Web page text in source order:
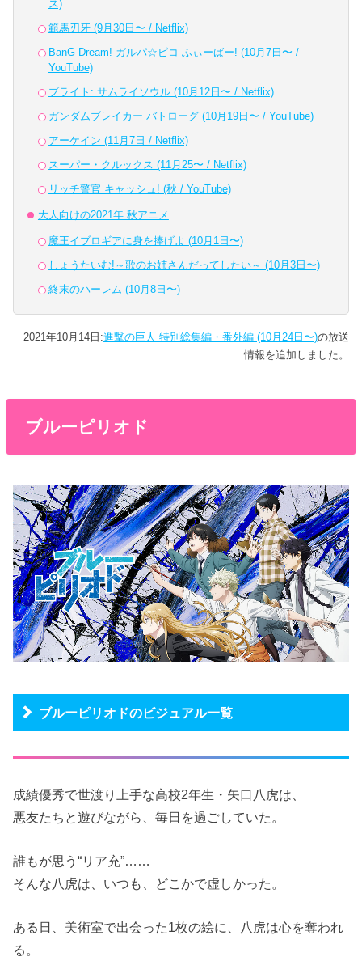
ス)
範馬刃牙 (9月30日〜 / Netflix)
BanG Dream! ガルパ☆ピコ ふぃーばー! (10月7日〜 /
YouTube)
ブライト: サムライソウル (10月12日〜 / Netflix)
ガンダムブレイカー バトローグ (10月19日〜 / YouTube)
アーケイン (11月7日 / Netflix)
スーパー・クルックス (11月25〜 / Netflix)
リッチ警官 キャッシュ! (秋 / YouTube)
大人向けの2021年 秋アニメ
魔王イブロギアに身を捧げよ (10月1日〜)
しょうたいむ!～歌のお姉さんだってしたい～ (10月3日〜)
終末のハーレム (10月8日〜)
2021年10月14日:進撃の巨人 特別総集編・番外編 (10月24日〜)の放送
情報を追加しました。
ブルーピリオド
ブルーピリオドのビジュアル一覧
成績優秀で世渡り上手な高校2年生・矢口八虎は、
悪友たちと遊びながら、毎日を過ごしていた。
誰もが思う“リア充”……
そんな八虎は、いつも、どこかで虚しかった。
ある日、美術室で出会った1枚の絵に、八虎は心を奪われ
る。